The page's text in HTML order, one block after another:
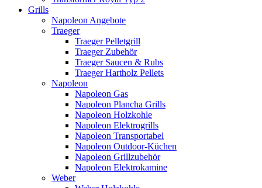
Grills
Napoleon Angebote
Traeger
Traeger Pelletgrill
Traeger Zubehör
Traeger Saucen & Rubs
Traeger Hartholz Pellets
Napoleon
Napoleon Gas
Napoleon Plancha Grills
Napoleon Holzkohle
Napoleon Elektrogrills
Napoleon Transportabel
Napoleon Outdoor-Küchen
Napoleon Grillzubehör
Napoleon Elektrokamine
Weber